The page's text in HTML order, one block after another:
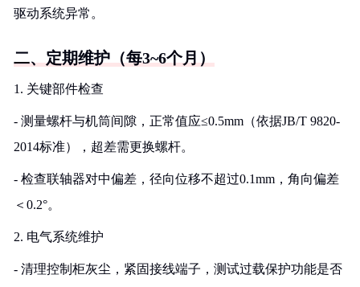
驱动系统异常。
二、定期维护（每3~6个月）
1. 关键部件检查
- 测量螺杆与机筒间隙，正常值应≤0.5mm（依据JB/T 9820-
2014标准），超差需更换螺杆。
- 检查联轴器对中偏差，径向位移不超过0.1mm，角向偏差
＜0.2°。
2. 电气系统维护
- 清理控制柜灰尘，紧固接线端子，测试过载保护功能是否